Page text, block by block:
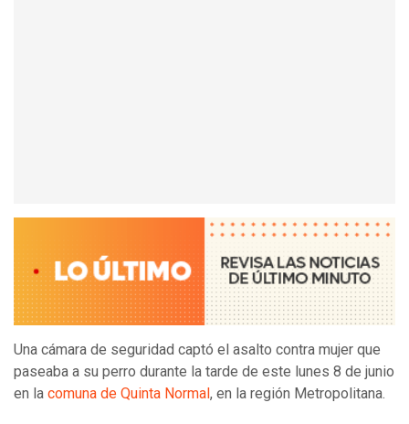
Una cámara de seguridad captó el asalto contra mujer que
paseaba a su perro durante la tarde de este lunes 8 de junio
en la comuna de Quinta Normal, en la región Metropolitana.